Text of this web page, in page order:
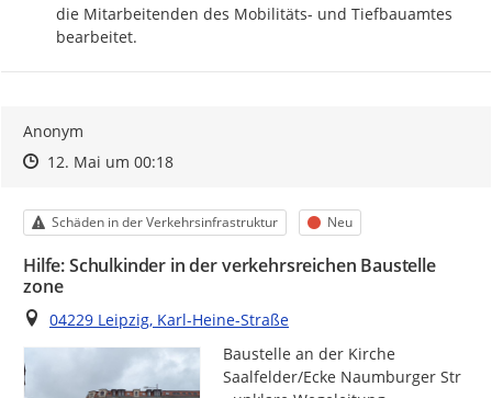
die Mitarbeitenden des Mobilitäts- und Tiefbauamtes
bearbeitet.
Anonym
Zeitpunkt des Erstellens
Zeitpunkt des Erstellens
12. Mai um 00:18Zur Äußerung
Kategorie
Schäden in der Verkehrsinfrastruktur Status
Neu
Hilfe: Schulkinder in der verkehrsreichen Baustelle
zone
Ort
04229 Leipzig, Karl-Heine-Straße
Baustelle an der Kirche
Saalfelder/Ecke Naumburger Str